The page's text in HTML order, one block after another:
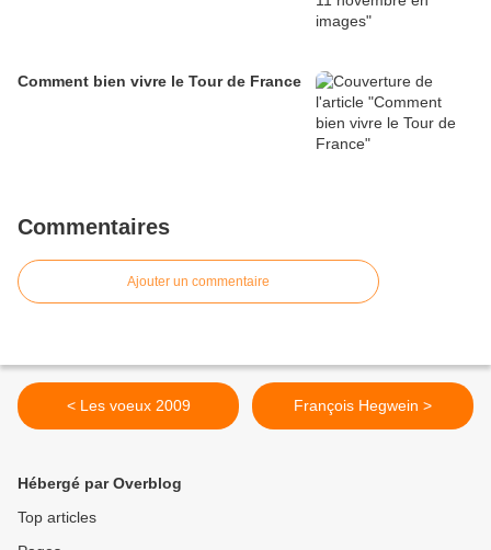
Comment bien vivre le Tour de France
Commentaires
Ajouter un commentaire
< Les voeux 2009 François Hegwein >
Hébergé par Overblog
Top articles